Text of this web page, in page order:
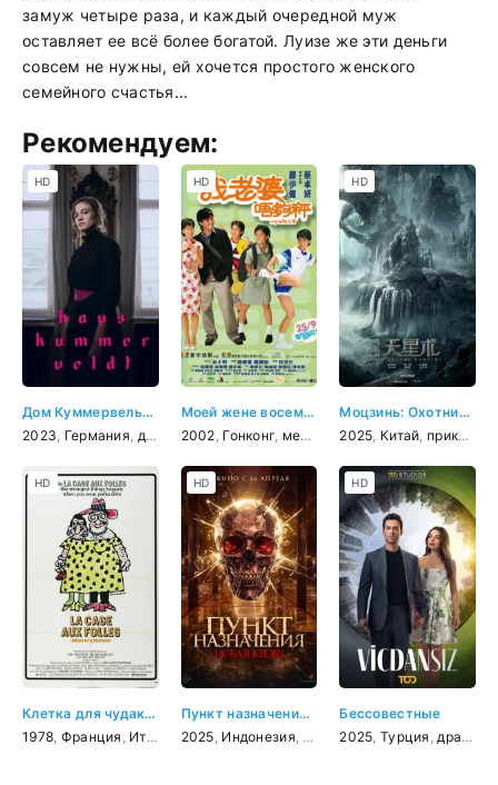
замуж четыре раза, и каждый очередной муж
оставляет ее всё более богатой. Луизе же эти деньги
совсем не нужны, ей хочется простого женского
семейного счастья...
Рекомендуем:
Дом Куммервельдта
2023 Германия драма ,комедия,история
HD
Моей жене восемнадцать
2002 Гонконг мелодрама ,комедия
HD
Моцзинь: Охотники за легендами
2025 Китай приключения
HD
Клетка для чудаков
1978 Франция Италия ,мелодрама,комедия
HD
Пункт назначения. Новая кровь
2025 Индонезия ужасы
HD
Бессовестные
2025 Турция драма
HD